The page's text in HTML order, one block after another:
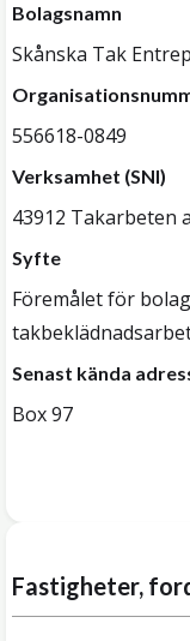
Bolagsnamn
Skånska Tak
556618-0849
Verksamhet (SNI)
43912 Takarbeten
Syfte
Föremålet för
Senast kända
Box 97
Fastigheter,